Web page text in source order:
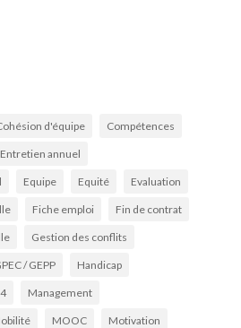
d'équipe Compétences
Entretien annuel
Equipe Equité Evaluation
Fiche emploi Fin de contrat
Gestion des conflits
/ GEPP Handicap
Management
MOOC Motivation